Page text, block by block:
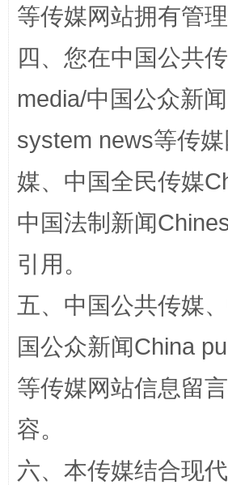
国家大学科技园优化重塑工作
扯下公款旅游的“隐身衣”
等传媒网站拥有管
四、您在中国公共
media/中国公众新
system news等传
媒、中国全民传媒
中国法制新闻
引用。
五、中国公共传媒
国公众新闻China
等传媒网站信息留
容。
六、本传媒结合现